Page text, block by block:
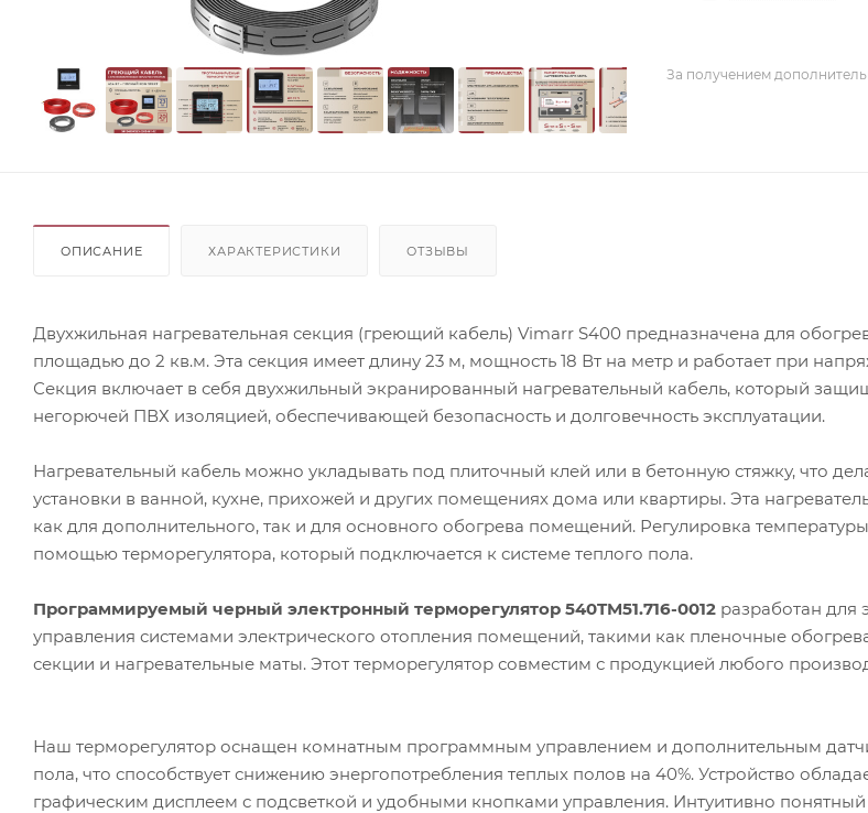
За получением
ОПИСАНИЕ ХАРАКТЕРИСТИКИ ОТЗЫВЫ
Двухжильная нагревательная секция (греющий кабель) Vimarr S400 предназначена для
площадью до 2 кв.м. Эта секция имеет длину 23 м, мощность 18 Вт на метр и работает при
Секция включает в себя двухжильный экранированный нагревательный кабель, который
негорючей ПВХ изоляцией, обеспечивающей безопасность и долговечность эксплуатации.
Нагревательный кабель можно укладывать под плиточный клей или в бетонную стяжку, что
установки в ванной, кухне, прихожей и других помещениях дома или квартиры. Эта
как для дополнительного, так и для основного обогрева помещений. Регулировка
помощью терморегулятора, который подключается к системе теплого пола.
Программируемый черный электронный терморегулятор 540TM51.716-0012 разработан для
управления системами электрического отопления помещений, такими как пленочные
секции и нагревательные маты. Этот терморегулятор совместим с продукцией любого
Наш терморегулятор оснащен комнатным программным управлением и дополнительным
пола, что способствует снижению энергопотребления теплых полов на 40%. Устройство
графическим дисплеем с подсветкой и удобными кнопками управления. Интуитивно